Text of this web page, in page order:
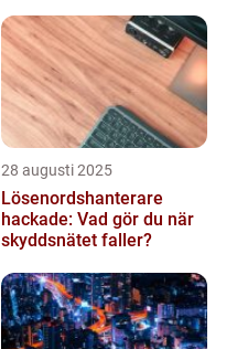
28 augusti 2025
Lösenordshanterare
hackade: Vad gör du när
skyddsnätet faller?